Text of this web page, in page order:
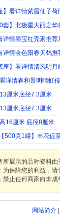
】看详情紫霞仙子荷
套】北极星大丽之华
详情墨宝红壳素推荐
详情金色阳春天鹤推
座】看详情清风明月
详情春和景明晴虹
厘米底径7.3厘米
厘米底径7.3厘米
16厘米 底径8厘米
500克1罐】丰花促
所展示的品种资料
保障您的利益，
止任何商家向未成
网站简介|